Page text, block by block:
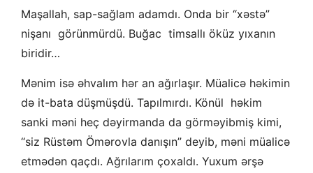
Maşallah, sap-sağlam adamdı. Onda bir “xəstə”
nişanı görünmürdü. Buğac timsallı öküz yıxanın
biridir…
Mənim isə əhvalım hər an ağırlaşır. Müalicə həkimin
də it-bata düşmüşdü. Tapılmırdı. Könül həkim
sanki məni heç dəyirmanda da görməyibmiş kimi,
“siz Rüstəm Ömərovla danışın” deyib, məni müalicə
etmədən qaçdı. Ağrılarım çoxaldı. Yuxum ərşə